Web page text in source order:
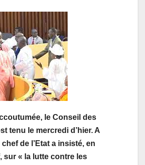
le Conseil des
tenu le mercredi d’hier. A
chef de l’Etat a insisté, en
sur « la lutte contre les